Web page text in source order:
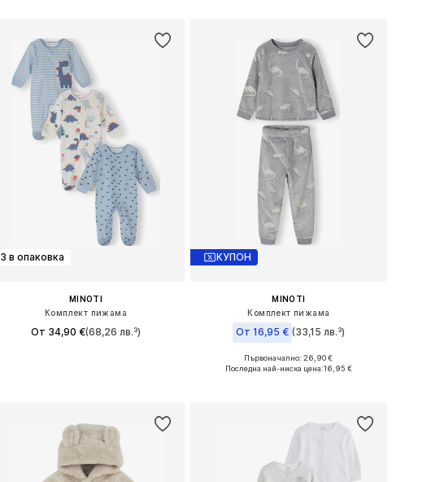
3 в опаковка
MINOTI
Комплект пижама
От 34,90 €(68,26 лв.³)
КУПОН
MINOTI
Комплект пижама
От 16,95 € (33,15 лв.³)
Първоначално: 26,90 €
Последна най-ниска цена:16,95 €